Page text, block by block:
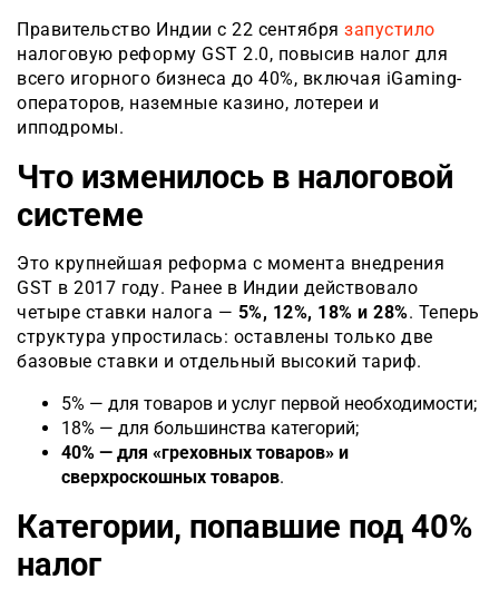
Правительство Индии с 22 сентября запустило
налоговую реформу GST 2.0, повысив налог для
всего игорного бизнеса до 40%, включая iGaming-
операторов, наземные казино, лотереи и
ипподромы.
Что изменилось в налоговой
системе
Это крупнейшая реформа с момента внедрения
GST в 2017 году. Ранее в Индии действовало
четыре ставки налога — 5%, 12%, 18% и 28%. Теперь
структура упростилась: оставлены только две
базовые ставки и отдельный высокий тариф.
5% — для товаров и услуг первой необходимости;
18% — для большинства категорий;
40% — для «греховных товаров» и
сверхроскошных товаров.
Категории, попавшие под 40%
налог